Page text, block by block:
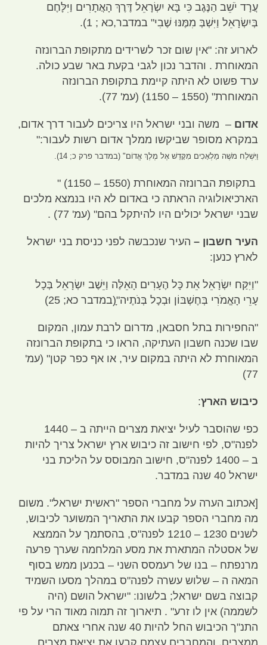
עֲרָד יֹשֵׁב הַנֶּגֶב כִּי בָּא יִשְׂרָאֵל דֶּרֶךְ הָאֲתָרִים וַיִּלָּחֶם
בְּיִשְׂרָאֵל וַיִּשְׁבְּ מִמֶּנּוּ שֶׁבִי" במדבר,כא ; 1).
לארוע זה: "אין שום זכר לשרידים מתקופת הברונזה
המאוחרת . והדבר נכון לגבי בקעת באר שבע כולה.
ערד פשוט לא היתה קיימת בתקופת הברונזה
המאוחרת" (1550 – 1150) ( עמ' 77).
אדום – משה ובני ישראל היו צריכים לעבור דרך אדום,
במקרא מסופר שביקשו ממלך אדום רשות לעבור:"
וַיִּשְׁלַח מֹשֶׁה מַלְאָכִים מִקָּדֵשׁ אֶל מֶלֶךְ אֱדוֹם" (במדבר פרק כ; 14).
בתקופת הברונזה המאוחרת (1550 – 1150) "
הארכיאולוגיה הראתה כי באדום לא היו בנמצא מלכים
שבני ישראל יכולים היו להיתקל בהם" (עמ' 77) .
העיר חשבון – העיר שנכבשה לפני כניסת בני ישראל
לארץ כנען:
"וַיִּקַּח יִשְׂרָאֵל אֵת כָּל הֶעָרִים הָאֵלֶּה וַיֵּשֶׁב יִשְׂרָאֵל בְּכָל
עָרֵי הָאֱמֹרִי בְּחֶשְׁבּוֹן וּבְכָל בְּנֹתֶיה"
(במדבר כא; 25)
"החפירות בתל חסבאן, מדרום לרבת עמון, המקום
שבו שכנה חשבון העתיקה, הראו כי בתקופת הברונזה
המאוחרת לא היתה במקום עיר, או אף כפר קטן" (עמ'
77)
כיבוש הארץ:
כפי שהוסבר לעיל יציאת מצרים הייתה ב – 1440
לפנה"ס, לפי חישוב זה כיבוש ארץ ישראל צריך להיות
ב – 1400 לפנה"ס, חישוב המבוסס על הליכת בני
ישראל 40 שנה במדבר.
[אכתוב הערה על מחברי הספר "ראשית ישראל". משום
מה מחברי הספר קבעו את התאריך המשוער לכיבוש,
לשנים 1230 – 1210 לפנה"ס, בהסתמך על הממצא
של אסטלה המתארת את מסע המלחמה שערך פרעה
מרנפתח – בנו של רעמסס השני – בכנען ממש בסוף
המאה ה – שלוש עשרה לפנה"ס במהלך מסעו השמיד
קבוצה בשם ישראל; בלשונו: "ישראל הושם (היה
לשממה) אין לו זרע" . תיארוך זה תמוה מאוד הרי על פי
התנ"ך הכיבוש החל להיות 40 שנה אחרי צאתם
ממצרים, והמחברים עצמם קבעו את יציאת מצרים